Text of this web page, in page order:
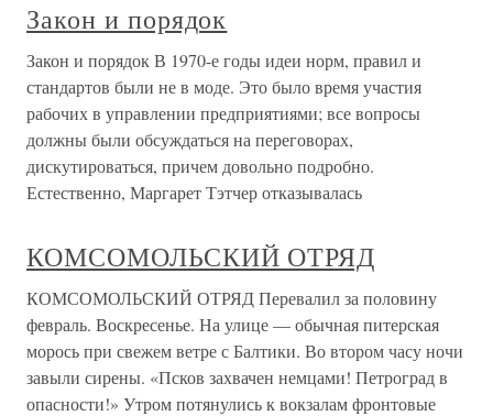
Закон и порядок
Закон и порядок В 1970-е годы идеи норм, правил и
стандартов были не в моде. Это было время участия
рабочих в управлении предприятиями; все вопросы
должны были обсуждаться на переговорах,
дискутироваться, причем довольно подробно.
Естественно, Маргарет Тэтчер отказывалась
КОМСОМОЛЬСКИЙ ОТРЯД
КОМСОМОЛЬСКИЙ ОТРЯД Перевалил за половину
февраль. Воскресенье. На улице — обычная питерская
морось при свежем ветре с Балтики. Во втором часу ночи
завыли сирены. «Псков захвачен немцами! Петроград в
опасности!» Утром потянулись к вокзалам фронтовые